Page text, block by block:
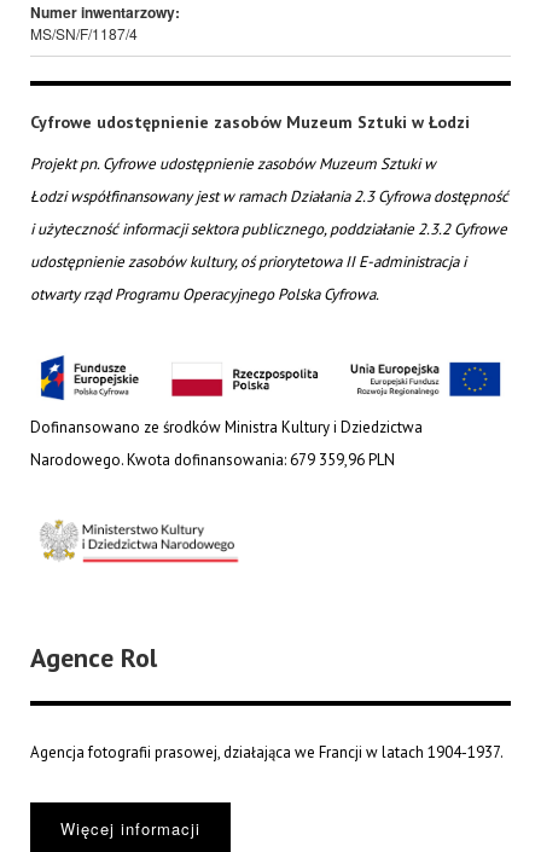
Numer inwentarzowy:
MS/SN/F/1187/4
Cyfrowe udostępnienie zasobów Muzeum Sztuki w Łodzi
Projekt pn. Cyfrowe udostępnienie zasobów Muzeum Sztuki w
Łodzi współfinansowany jest w ramach Działania 2.3 Cyfrowa dostępność
i użyteczność informacji sektora publicznego, poddziałanie 2.3.2 Cyfrowe
udostępnienie zasobów kultury, oś priorytetowa II E-administracja i
otwarty rząd Programu Operacyjnego Polska Cyfrowa.
Dofinansowano ze środków Ministra Kultury i Dziedzictwa
Narodowego. Kwota dofinansowania: 679 359,96 PLN
Agence Rol
Agencja fotografii prasowej, działająca we Francji w latach 1904-1937.
Więcej informacji